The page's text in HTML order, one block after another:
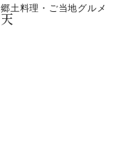
郷土料理・ご当地グルメ
天